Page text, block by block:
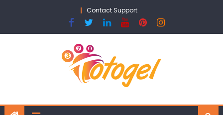
Contact Support